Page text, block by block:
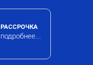
РАССРОЧКА
подробнее...